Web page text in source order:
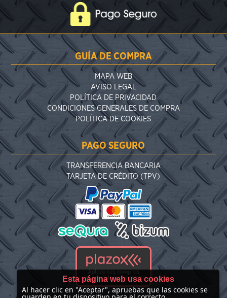
GUÍA DE COMPRA
MAPA WEB
AVISO LEGAL
POLÍTICA DE PRIVACIDAD
CONDICIONES GENERALES DE COMPRA
POLÍTICA DE COOKIES
PAGO SEGURO
TRANSFERENCIA BANCARIA
TARJETA DE CRÉDITO (TPV)
Esta página web usa cookies
Al hacer clic en "Aceptar", apruebas que las cookies se